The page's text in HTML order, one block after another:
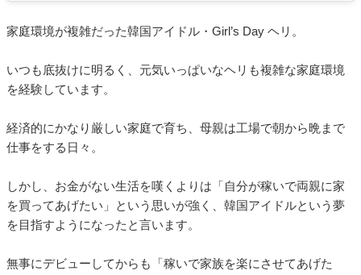
家庭環境が複雑だった韓国アイドル・Girl’s Day ヘリ。
いつも底抜けに明るく、元気いっぱいなヘリも複雑な家庭環境
を経験しています。
経済的にかなり厳しい家庭で育ち、母親は工場で朝から晩まで
仕事をする日々。
しかし、お金がない生活を嘆くよりは「自分が稼いで両親に家
を買ってあげたい」という思いが強く、韓国アイドルという夢
を目指すようになったと言います。
無事にデビューしてからも「稼いで家族を楽にさせてあげた